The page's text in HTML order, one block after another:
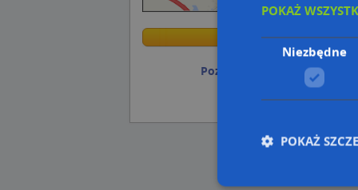
Wstaw tę mapkę na swoją stronę
Przejdź
Przejdź
Poznaj sposób na
POKAŻ
Niezbędne
POKAŻ